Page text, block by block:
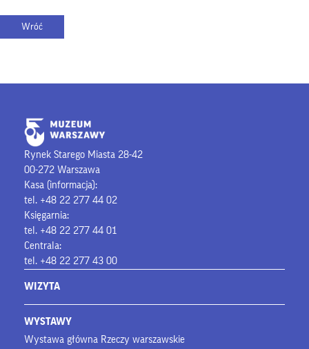
Rynek Starego Miasta 28-42
00-272 Warszawa
Kasa (informacja):
tel. +48 22 277 44 02
Księgarnia:
tel. +48 22 277 44 01
Centrala:
tel. +48 22 277 43 00
WIZYTA
WYSTAWY
Wystawa główna Rzeczy warszawskie